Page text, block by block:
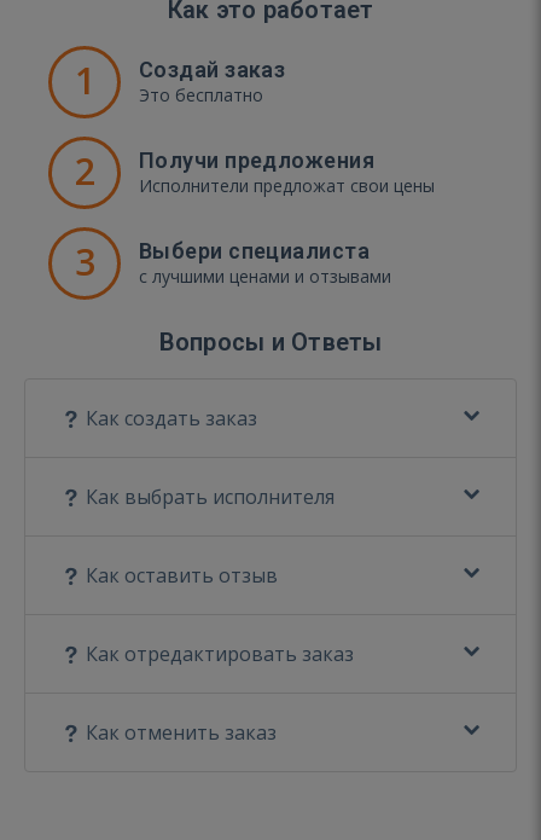
Как это работает
1 Создай заказ
Это бесплатно
2 Получи предложения
Исполнители предложат свои цены
3 Выбери специалиста
с лучшими ценами и отзывами
Вопросы и Ответы
Как создать заказ
Как выбрать исполнителя
Как оставить отзыв
Как отредактировать заказ
Как отменить заказ